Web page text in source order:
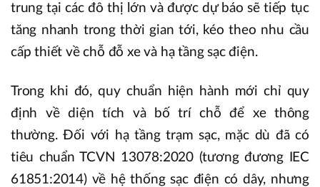
trung tại các đô thị lớn và được dự báo sẽ tiếp tục
tăng nhanh trong thời gian tới, kéo theo nhu cầu
cấp thiết về chỗ đỗ xe và hạ tầng sạc điện.
Trong khi đó, quy chuẩn hiện hành mới chỉ quy
định về diện tích và bố trí chỗ để xe thông
thường. Đối với hạ tầng trạm sạc, mặc dù đã có
tiêu chuẩn TCVN 13078:2020 (tương đương IEC
61851:2014) về hệ thống sạc điện có dây, nhưng